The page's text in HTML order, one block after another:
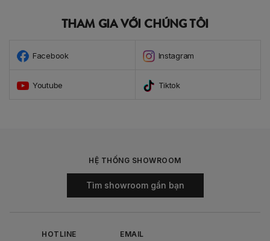
THAM GIA VỚI CHÚNG TÔI
Facebook Instagram
Youtube Tiktok
HỆ THỐNG SHOWROOM
Tìm showroom gần bạn
HOTLINE EMAIL